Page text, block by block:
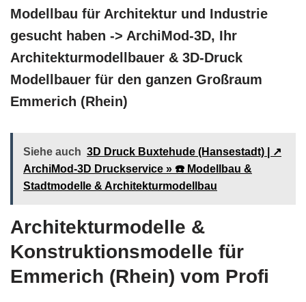
Modellbau für Architektur und Industrie
gesucht haben -> ArchiMod-3D, Ihr
Architekturmodellbauer & 3D-Druck
Modellbauer für den ganzen Großraum
Emmerich (Rhein)
Siehe auch 3D Druck Buxtehude (Hansestadt) | ↗️
ArchiMod-3D Druckservice » ☎️ Modellbau &
Stadtmodelle & Architekturmodellbau
Architekturmodelle &
Konstruktionsmodelle für
Emmerich (Rhein) vom Profi